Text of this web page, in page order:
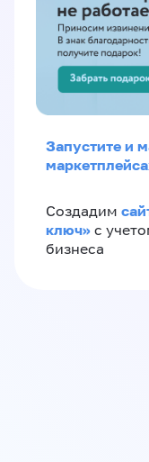
Запустите и
Создадим
ключ» с
бизнеса